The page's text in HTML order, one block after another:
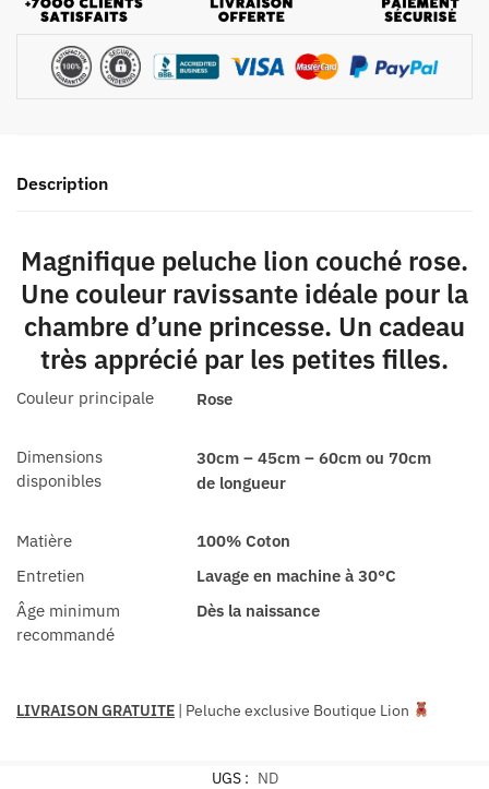
Description
Magnifique peluche lion couché rose.
Une couleur ravissante idéale pour la
chambre d’une princesse. Un cadeau
très apprécié par les petites filles.
Couleur principale Rose
Dimensions
disponibles
30cm – 45cm – 60cm ou 70cm
de longueur
Matière
100% Coton
Entretien
Lavage en machine à 30°C
Âge minimum
recommandé
Dès la naissance
LIVRAISON GRATUITE | Peluche exclusive Boutique Lion
UGS : ND